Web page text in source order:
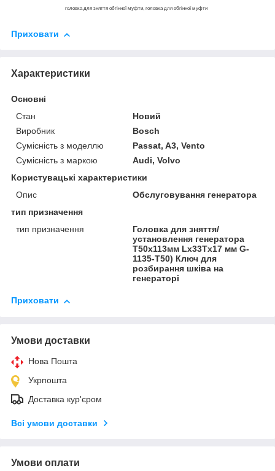
головка для зняття обгінної муфти, головка для обгінної муфти
Приховати
Характеристики
Основні
Стан
Новий
Виробник
Bosch
Сумісність з моделлю
Passat, A3, Vento
Сумісність з маркою
Audi, Volvo
Користувацькі характеристики
Опис
Обслуговування генератора
тип призначення
тип призначення
Головка для зняття/
установлення генератора
T50x113мм Lx33Tx17 мм G-
1135-T50) Ключ для
розбирання шківа на
генераторі
Приховати
Умови доставки
Нова Пошта
Укрпошта
Доставка кур'єром
Всі умови доставки
Умови оплати